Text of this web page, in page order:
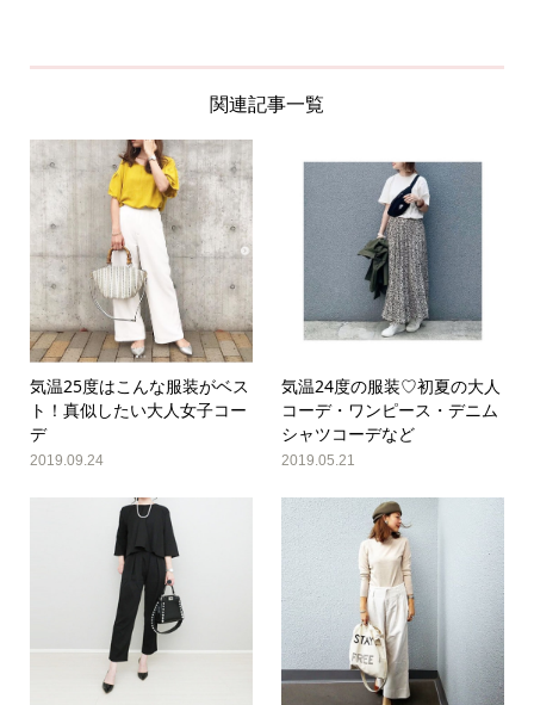
関連記事一覧
気温25度はこんな服装がベス
ト！真似したい大人女子コー
デ
2019.09.24
気温24度の服装♡初夏の大人
コーデ・ワンピース・デニム
シャツコーデなど
2019.05.21